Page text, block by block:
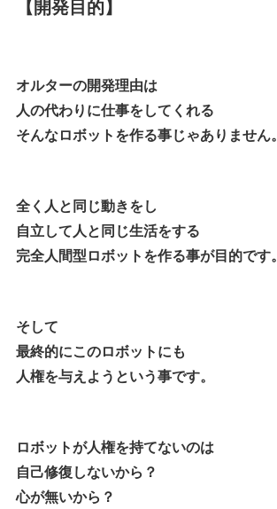
【開発目的】
オルターの開発理由は
人の代わりに仕事をしてくれる
そんなロボットを作る事じゃありません。
全く人と同じ動きをし
自立して人と同じ生活をする
完全人間型ロボットを作る事が目的です。
そして
最終的にこのロボットにも
人権を与えようという事です。
ロボットが人権を持てないのは
自己修復しないから？
心が無いから？